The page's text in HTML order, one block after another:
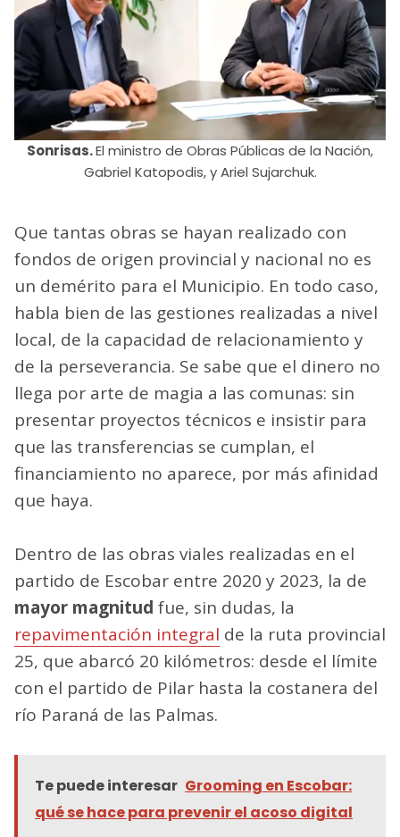
Sonrisas.El ministro de Obras Públicas de la Nación,
Gabriel Katopodis, y Ariel Sujarchuk.
Que tantas obras se hayan realizado con
fondos de origen provincial y nacional no es
un demérito para el Municipio. En todo caso,
habla bien de las gestiones realizadas a nivel
local, de la capacidad de relacionamiento y
de la perseverancia. Se sabe que el dinero no
llega por arte de magia a las comunas: sin
presentar proyectos técnicos e insistir para
que las transferencias se cumplan, el
financiamiento no aparece, por más afinidad
que haya.
Dentro de las obras viales realizadas en el
partido de Escobar entre 2020 y 2023, la de
mayor magnitud fue, sin dudas, la
repavimentación integral de la ruta provincial
25, que abarcó 20 kilómetros: desde el límite
con el partido de Pilar hasta la costanera del
río Paraná de las Palmas.
Te puede interesar Grooming en Escobar:
qué se hace para prevenir el acoso digital